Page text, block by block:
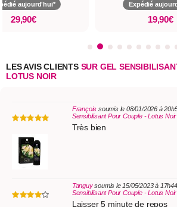
aujourd'hui*
29,90€
Expédié
19,90€
LES AVIS CLIENTSSUR GEL
LOTUS NOIR
François soumis le 08/01/2026 à
Sensibilisant Pour Couple - Lotus Noir
Très bien
Tanguysoumis le 15/05/2023 à
Sensibilisant Pour Couple - Lotus Noir
Laisser 5 minute de repos